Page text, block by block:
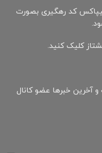
کد رهگیری بصورت
کلیک کنید.
آخرین خبرها عضو کانال